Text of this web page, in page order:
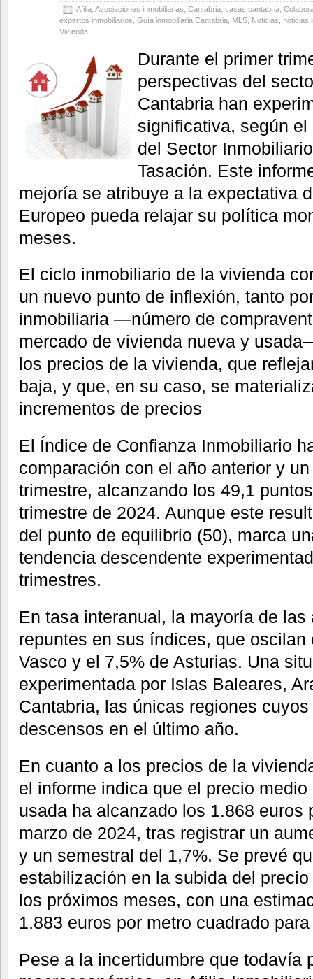
Afilia Asociaciones inmobiliarias Cantabria casas cantabria
expertos inmobiliarios Guía inmobiliaria Cantabria MLS Noticias noticias
Vivienda
Durante el primer
perspectivas del
Cantabria han
significativa, según el
del Sector
Tasación. Este
mejoría se atribuye a la expectativa
Europeo pueda relajar su política
meses.
El ciclo inmobiliario de la vivienda
un nuevo punto de inflexión, tanto
inmobiliaria —número de
mercado de vivienda nueva y
los precios de la vivienda, que
baja, y que, en su caso, se
incrementos de precios
El Índice de Confianza Inmobiliario
comparación con el año anterior y
trimestre, alcanzando los 49,1
trimestre de 2024. Aunque este
del punto de equilibrio (50), marca
tendencia descendente
trimestres.
En tasa interanual, la mayoría de
repuntes en sus índices, que
Vasco y el 7,5% de Asturias. Una
experimentada por Islas Baleares,
Cantabria, las únicas regiones
descensos en el último año.
En cuanto a los precios de la
el informe indica que el precio
usada ha alcanzado los 1.868 euros
marzo de 2024, tras registrar un
y un semestral del 1,7%. Se prevé
estabilización en la subida del
los próximos meses, con una
1.883 euros por metro cuadrado
Pese a la incertidumbre que todavía